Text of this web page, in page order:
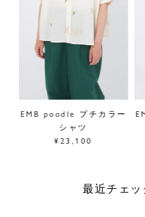
EMB poodle プチカラー
シャツ
¥23,100
最近チェ